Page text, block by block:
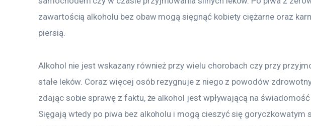
zawartością alkoholu bez obaw mogą sięgnąć kobiety ciężarne oraz
piersią.
Alkohol nie jest wskazany również przy wielu chorobach czy przy
stałe leków. Coraz więcej osób rezygnuje z niego z powodów
zdając sobie sprawę z faktu, że alkohol jest wpływającą na świadomość
Sięgają wtedy po piwa bez alkoholu i mogą cieszyć się goryczkowatym